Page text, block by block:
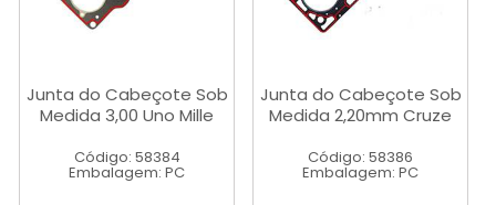
Junta do Cabeçote Sob
Medida 3,00 Uno Mille
Código: 58384
Embalagem: PC
Junta do Cabeçote Sob
Medida 2,20mm Cruze
Código: 58386
Embalagem: PC